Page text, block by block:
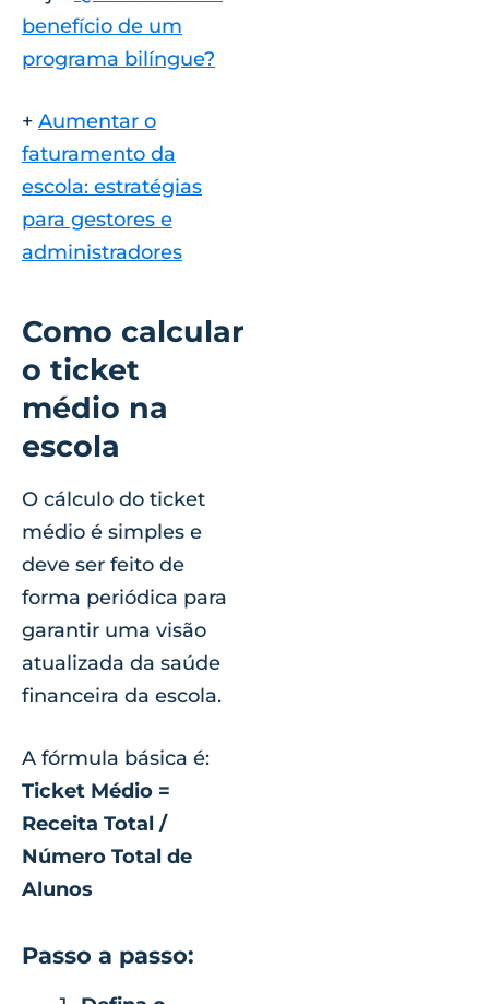
benefício de um
programa bilíngue?
+ Aumentar o
faturamento da
escola: estratégias
para gestores e
administradores
Como calcular
o ticket
médio na
escola
O cálculo do ticket
médio é simples e
deve ser feito de
forma periódica para
garantir uma visão
atualizada da saúde
financeira da escola.
A fórmula básica é:
Ticket Médio =
Receita Total /
Número Total de
Alunos
Passo a passo: